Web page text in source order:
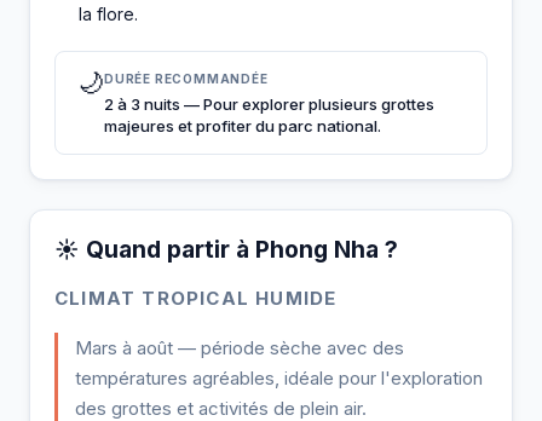
la flore.
🌙DURÉE RECOMMANDÉE
2 à 3 nuits — Pour explorer plusieurs grottes
majeures et profiter du parc national.
☀️ Quand partir à Phong Nha ?
CLIMAT TROPICAL HUMIDE
Mars à août — période sèche avec des
températures agréables, idéale pour l'exploration
des grottes et activités de plein air.